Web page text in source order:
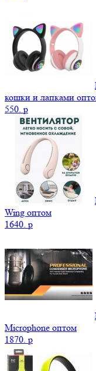
кошки и лапками
550. p
Wing оптом
1640. p
Microphone оптом
1870. p